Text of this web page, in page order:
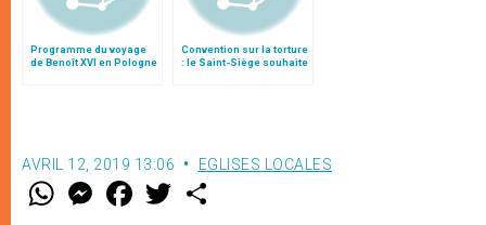
Programme du voyage
de Benoît XVI en Pologne
(25-28 mai)
Convention sur la torture
: le Saint-Siège souhaite
AVRIL 12, 2019 13:06 EGLISES LOCALES
W M
e
F
a w